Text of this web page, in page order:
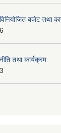
बजेट तथा
तथा कार्यक्रम